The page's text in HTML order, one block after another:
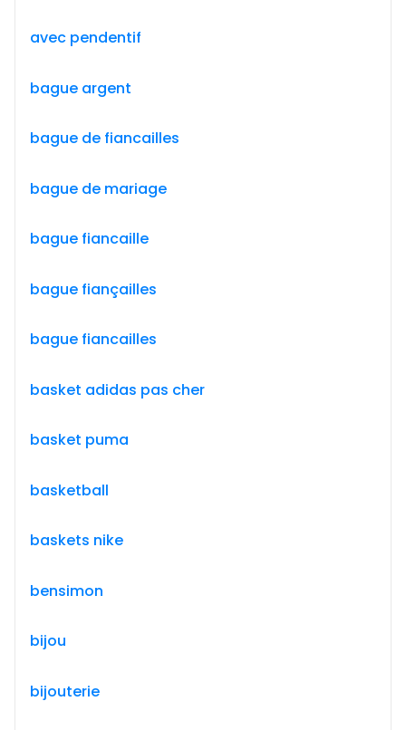
avec pendentif
bague argent
bague de fiancailles
bague de mariage
bague fiancaille
bague fiançailles
bague fiancailles
basket adidas pas cher
basket puma
basketball
baskets nike
bensimon
bijou
bijouterie